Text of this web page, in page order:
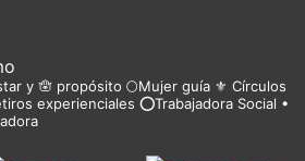
y 🪬 propósito 🌕Mujer guía ⚜️ Círculos
experienciales ⭕Trabajadora Social •